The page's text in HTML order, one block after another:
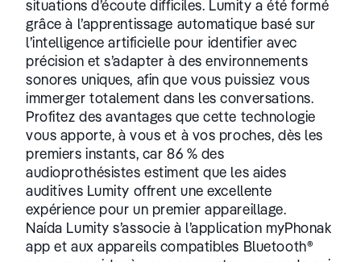
situations d’écoute difficiles. Lumity a été formé
grâce à l’apprentissage automatique basé sur
l’intelligence artificielle pour identifier avec
précision et s’adapter à des environnements
sonores uniques, afin que vous puissiez vous
immerger totalement dans les conversations.
Profitez des avantages que cette technologie
vous apporte, à vous et à vos proches, dès les
premiers instants, car 86 % des
audioprothésistes estiment que les aides
auditives Lumity offrent une excellente
expérience pour un premier appareillage.
Naída Lumity s’associe à l’application myPhonak
app et aux appareils compatibles Bluetooth®